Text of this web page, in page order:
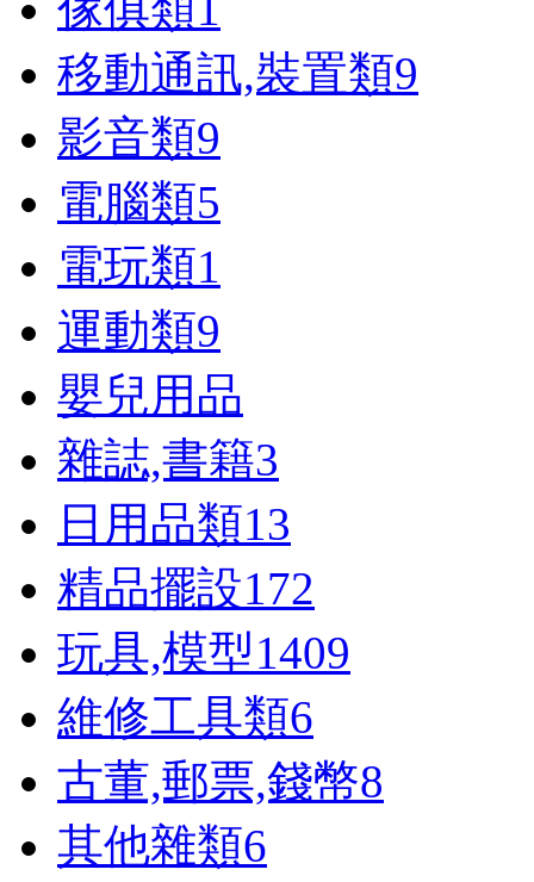
移動通訊,裝置類9
影音類9
電腦類5
電玩類1
運動類9
嬰兒用品
雜誌,書籍3
日用品類13
精品擺設172
玩具,模型1409
維修工具類6
古董,郵票,錢幣8
其他雜類6